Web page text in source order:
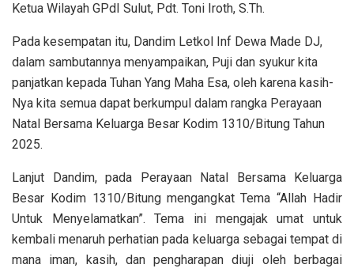
Ketua Wilayah GPdI Sulut, Pdt. Toni Iroth, S.Th.
Pada kesempatan itu, Dandim Letkol Inf Dewa Made DJ,
dalam sambutannya menyampaikan, Puji dan syukur kita
panjatkan kepada Tuhan Yang Maha Esa, oleh karena kasih-
Nya kita semua dapat berkumpul dalam rangka Perayaan
Natal Bersama Keluarga Besar Kodim 1310/Bitung Tahun
2025.
Lanjut Dandim, pada Perayaan Natal Bersama Keluarga
Besar Kodim 1310/Bitung mengangkat Tema “Allah Hadir
Untuk Menyelamatkan”. Tema ini mengajak umat untuk
kembali menaruh perhatian pada keluarga sebagai tempat di
mana iman, kasih, dan pengharapan diuji oleh berbagai